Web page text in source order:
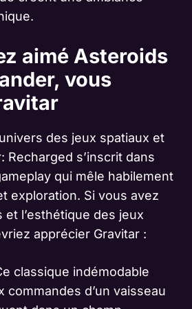
aimé Asteroids
vous
des jeux spatiaux et
Recharged s’inscrit dans
qui mêle habilement
exploration. Si vous avez
l’esthétique des jeux
apprécier Gravitar :
classique indémodable
commandes d’un vaisseau